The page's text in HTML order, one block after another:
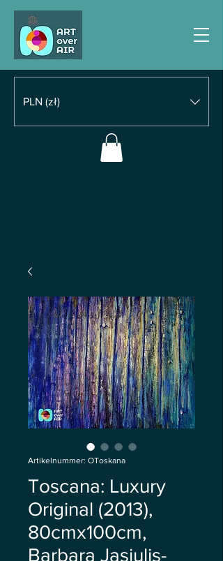
PLN (zł)
Artikelnummer: OToskana
Toscana: Luxury
Original (2013),
80cmx100cm,
Barbara Jasiulis-